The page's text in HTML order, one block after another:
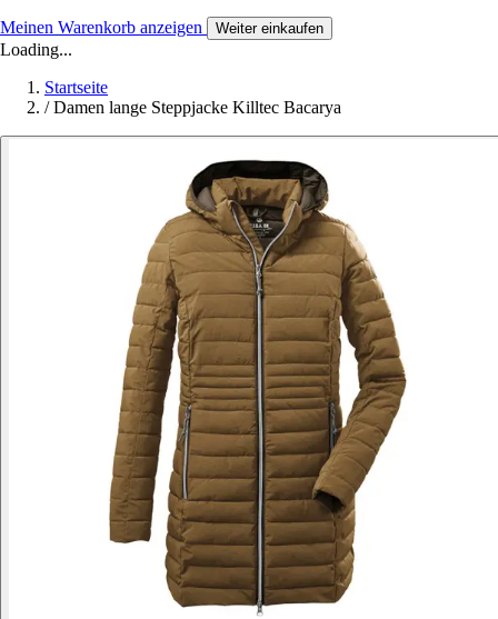
Meinen Warenkorb anzeigen Weiter einkaufen
Loading...
Startseite
/ Damen lange Steppjacke Killtec Bacarya